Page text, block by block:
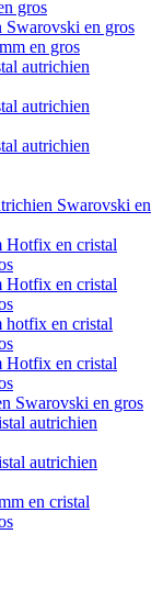
gros
Swarovski en gros
en gros
autrichien
autrichien
autrichien
Swarovski en
Hotfix en cristal
Hotfix en cristal
hotfix en cristal
Hotfix en cristal
Swarovski en gros
autrichien
autrichien
en cristal